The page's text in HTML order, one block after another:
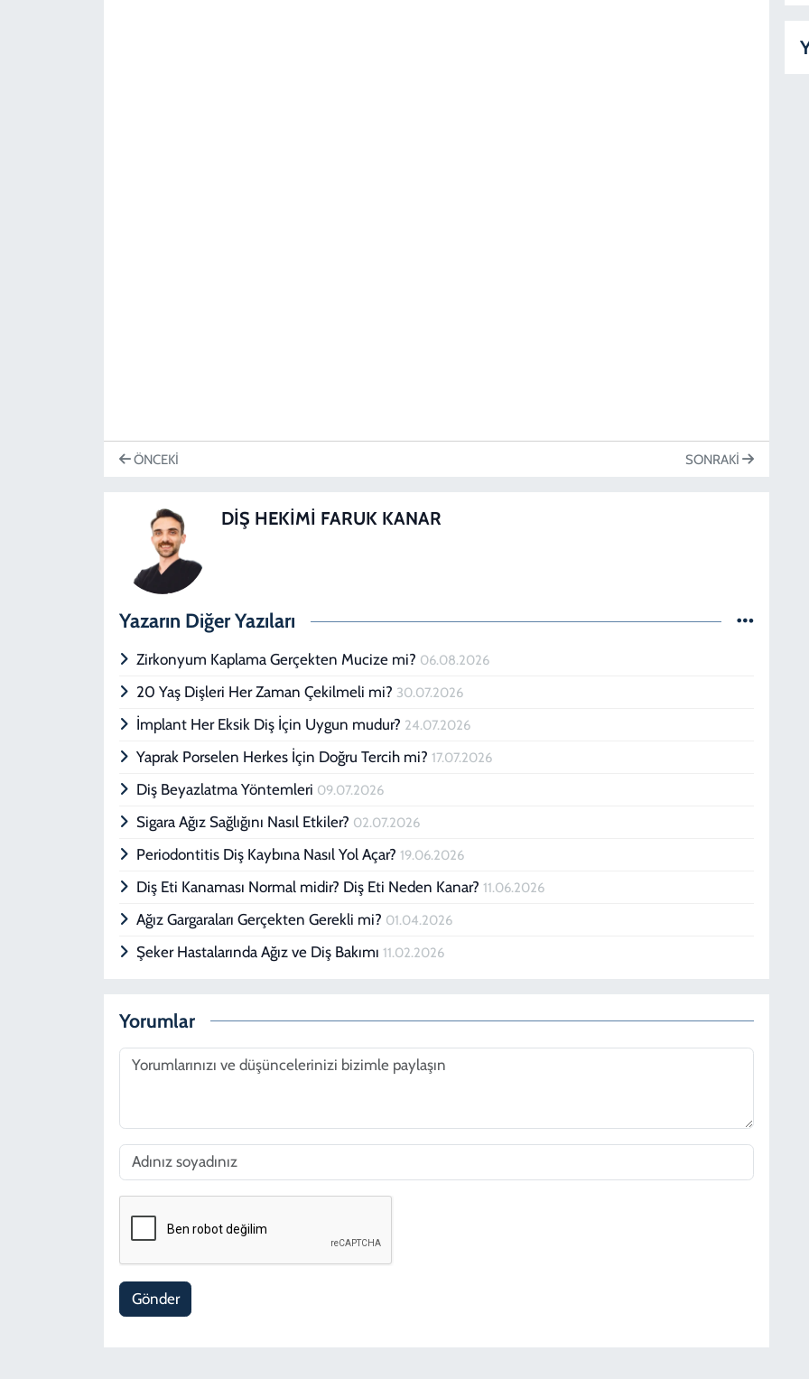
ÖNCEKI SONRAKI
DİŞ HEKİMİ FARUK KANAR
Yazarın Diğer Yazıları
Zirkonyum Kaplama Gerçekten Mucize mi? 06.08.2026
20 Yaş Dişleri Her Zaman Çekilmeli mi? 30.07.2026
İmplant Her Eksik Diş İçin Uygun mudur? 24.07.2026
Yaprak Porselen Herkes İçin Doğru Tercih mi?17.07.2026
Diş Beyazlatma Yöntemleri 09.07.2026
Sigara Ağız Sağlığını Nasıl Etkiler? 02.07.2026
Periodontitis Diş Kaybına Nasıl Yol Açar?19.06.2026
Diş Eti Kanaması Normal midir? Diş Eti Neden Kanar?11.06.2026
Ağız Gargaraları Gerçekten Gerekli mi? 01.04.2026
Şeker Hastalarında Ağız ve Diş Bakımı11.02.2026
Yorumlar
Gönder